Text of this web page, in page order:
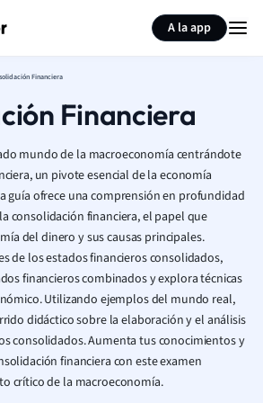
A la app
Financiera
Financiera
mundo de la macroeconomía centrándote
un pivote esencial de la economía
guía ofrece una comprensión en profundidad
consolidación financiera, el papel que
del dinero y sus causas principales.
de los estados financieros consolidados,
financieros combinados y explora técnicas
Utilizando ejemplos del mundo real,
didáctico sobre la elaboración y el análisis
consolidados. Aumenta tus conocimientos y
financiera con este examen
crítico de la macroeconomía.
Resumir página